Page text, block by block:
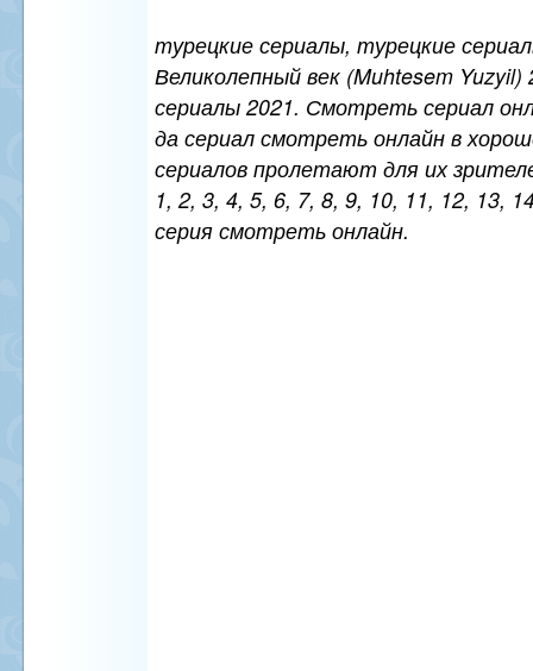
турецкие сериалы, турецкие
Великолепный век (Muhtesem Yuzyil)
сериалы 2021. Смотреть сериал
да сериал смотреть онлайн в
сериалов пролетают для их
1, 2, 3, 4, 5, 6, 7, 8, 9, 10, 11, 12, 13,
серия смотреть онлайн.